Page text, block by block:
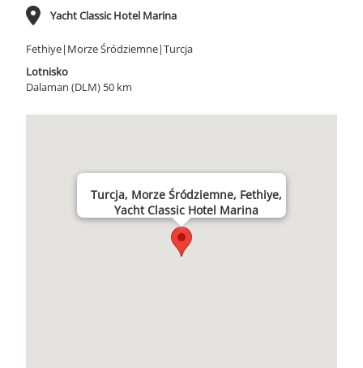
Yacht Classic Hotel Marina
Fethiye|Morze Śródziemne|Turcja
Lotnisko
Dalaman (DLM) 50 km
Turcja, Morze Śródziemne, Fethiye,
Yacht Classic Hotel Marina